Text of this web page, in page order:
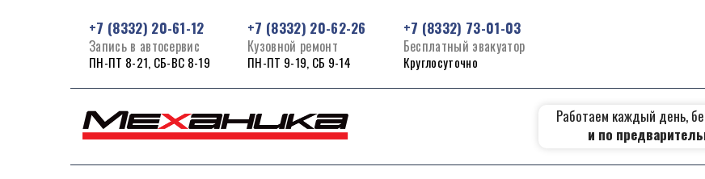
+7 (8332) 20-61-12
Запись в автосервис
ПН-ПТ 8-21, СБ-ВС 8-19
+7 (8332) 20-62-26
Кузовной ремонт
ПН-ПТ 9-19, СБ 9-14
+7 (8332) 73-01-03
Бесплатный эвакуатор
Круглосуточно
Работаем каждый день,
и по